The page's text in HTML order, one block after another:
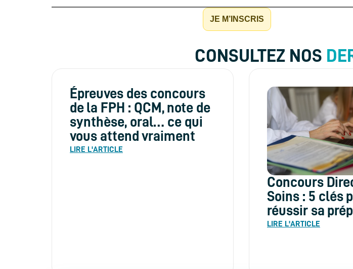
JE M’INSCRIS
CONSULTEZ NOS
Épreuves des concours
de la FPH : QCM, note de
synthèse, oral… ce qui
vous attend vraiment
LIRE L'ARTICLE
Concours
Soins : 5 clés
réussir sa
LIRE L'ARTICLE